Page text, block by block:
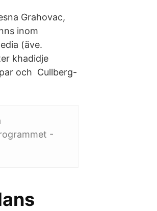
Grahovac,
inom
(äve.
khadidje
och Cullberg-
-